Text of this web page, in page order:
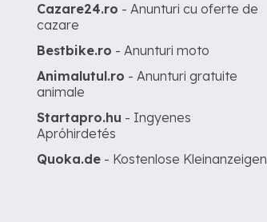
Cazare24.ro - Anunturi cu oferte de
cazare
Bestbike.ro - Anunturi moto
Animalutul.ro - Anunturi gratuite
animale
Startapro.hu - Ingyenes
Apróhirdetés
Quoka.de - Kostenlose Kleinanzeigen